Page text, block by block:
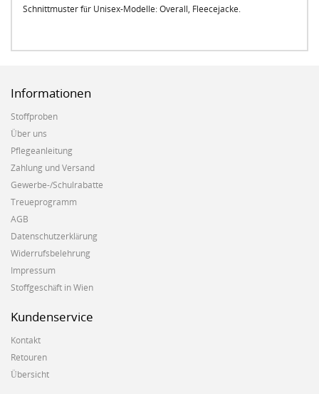
Schnittmuster für Unisex-Modelle: Overall, Fleecejacke.
Informationen
Stoffproben
Über uns
Pflegeanleitung
Zahlung und Versand
Gewerbe-/Schulrabatte
Treueprogramm
AGB
Datenschutzerklärung
Widerrufsbelehrung
Impressum
Stoffgeschäft in Wien
Kundenservice
Kontakt
Retouren
Übersicht